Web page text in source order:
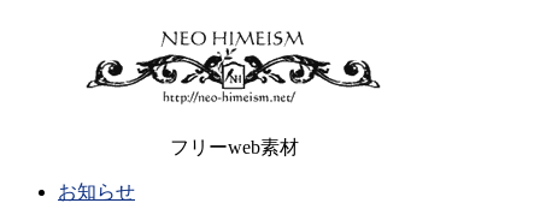
フリーweb素材
お知らせ